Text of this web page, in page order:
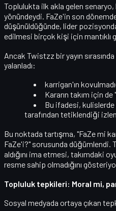
Toplulukta ilk akla gelen senaryo,
yönündeydi. FaZe'in son
düşünüldüğünde, lider
edilmesi birçok kişi için mantıklı
Ancak Twistzz bir yayın
yalanladı:
karrigan'ın
Kararın takım için de
Bu ifadesi,
tarafından tetiklendiği
Bu noktada tartışma, "FaZe mi
FaZe'i?" sorusunda düğümlendi.
aldığını ima etmesi, takımdaki
resme sahip olmadığını
Topluluk tepkileri: Moral mi,
Sosyal medyada ortaya çıkan